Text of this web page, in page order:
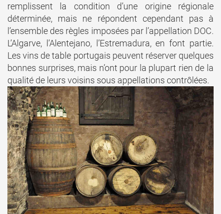
remplissent la condition d’une origine régionale
déterminée, mais ne répondent cependant pas à
l’ensemble des règles imposées par l’appellation DOC.
L’Algarve, l’Alentejano, l’Estremadura, en font partie.
Les vins de table portugais peuvent réserver quelques
bonnes surprises, mais n’ont pour la plupart rien de la
qualité de leurs voisins sous appellations contrôlées.